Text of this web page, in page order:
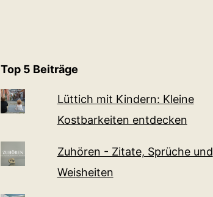
Top 5 Beiträge
Lüttich mit Kindern: Kleine
Kostbarkeiten entdecken
Zuhören - Zitate, Sprüche und
Weisheiten